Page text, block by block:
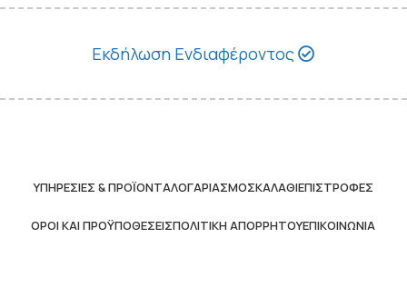
Εκδήλωση Ενδιαφέροντος
ΥΠΗΡΕΣΊΕΣ & ΠΡΟΪΌΝΤΑΛΟΓΑΡΙΑΣΜΌΣΚΑΛΆΘΙΕΠΙΣΤΡΟΦΈΣ
ΌΡΟΙ ΚΑΙ ΠΡΟΫΠΟΘΈΣΕΙΣΠΟΛΙΤΙΚΉ ΑΠΟΡΡΉΤΟΥΕΠΙΚΟΙΝΩΝΊΑ